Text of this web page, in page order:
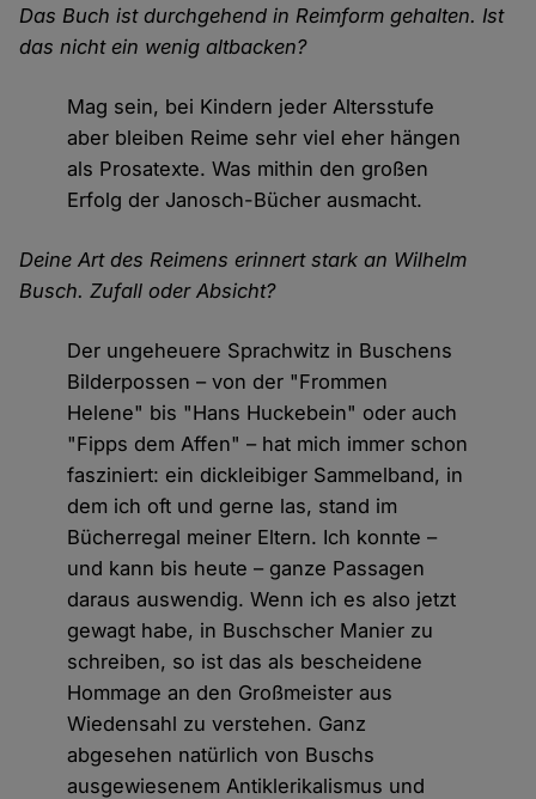
Das Buch ist durchgehend in Reimform gehalten. Ist
das nicht ein wenig altbacken?
Mag sein, bei Kindern jeder Altersstufe
aber bleiben Reime sehr viel eher hängen
als Prosatexte. Was mithin den großen
Erfolg der Janosch-Bücher ausmacht.
Deine Art des Reimens erinnert stark an Wilhelm
Busch. Zufall oder Absicht?
Der ungeheuere Sprachwitz in Buschens
Bilderpossen – von der "Frommen
Helene" bis "Hans Huckebein" oder auch
"Fipps dem Affen" – hat mich immer schon
fasziniert: ein dickleibiger Sammelband, in
dem ich oft und gerne las, stand im
Bücherregal meiner Eltern. Ich konnte –
und kann bis heute – ganze Passagen
daraus auswendig. Wenn ich es also jetzt
gewagt habe, in Buschscher Manier zu
schreiben, so ist das als bescheidene
Hommage an den Großmeister aus
Wiedensahl zu verstehen. Ganz
abgesehen natürlich von Buschs
ausgewiesenem Antiklerikalismus und